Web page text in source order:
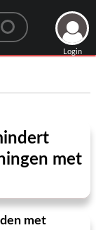
Login
met
met